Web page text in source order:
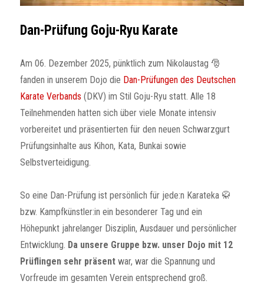
Dan-Prüfung Goju-Ryu Karate
Am 06. Dezember 2025, pünktlich zum Nikolaustag 🎅
fanden in unserem Dojo die Dan-Prüfungen des Deutschen
Karate Verbands (DKV) im Stil Goju-Ryu statt. Alle 18
Teilnehmenden hatten sich über viele Monate intensiv
vorbereitet und präsentierten für den neuen Schwarzgurt
Prüfungsinhalte aus Kihon, Kata, Bunkai sowie
Selbstverteidigung.
So eine Dan-Prüfung ist persönlich für jede:n Karateka 🥋
bzw. Kampfkünstler:in ein besonderer Tag und ein
Höhepunkt jahrelanger Disziplin, Ausdauer und persönlicher
Entwicklung. Da unsere Gruppe bzw. unser Dojo mit 12
Prüflingen sehr präsent war, war die Spannung und
Vorfreude im gesamten Verein entsprechend groß.